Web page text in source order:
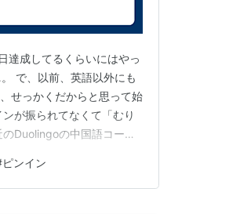
達成してるくらいにはやっ
で、以前、英語以外にも
せっかくだからと思って始
が振られてなくて「むり
Duolingoの中国語コース
たいですね。
ピンイン